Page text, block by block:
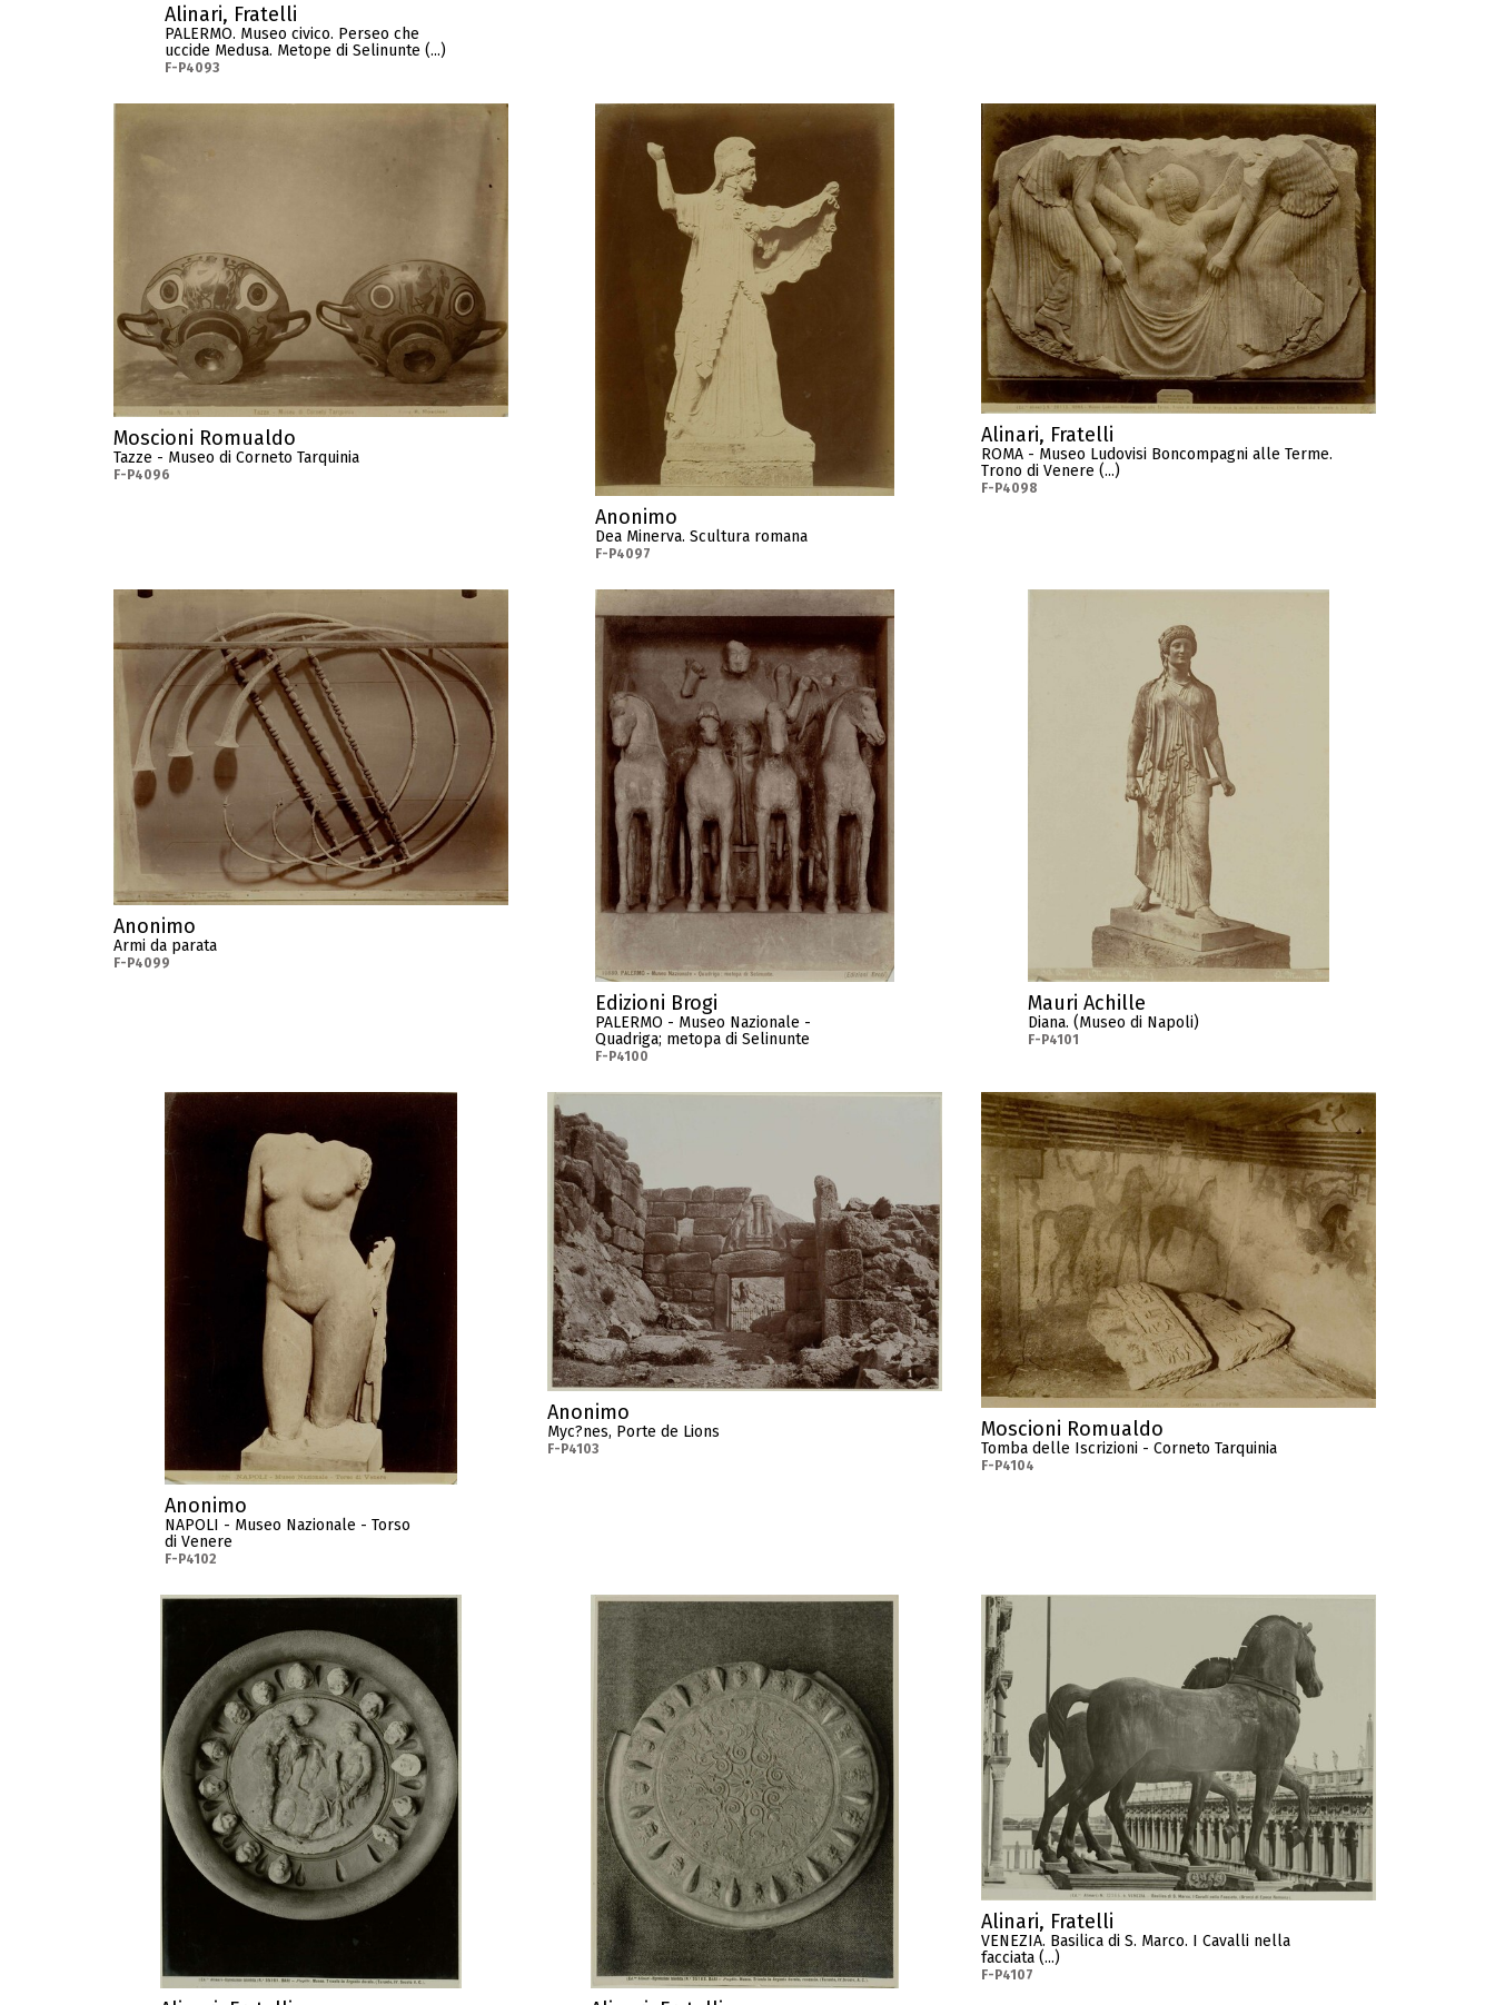
Alinari, Fratelli
PALERMO. Museo civico. Perseo che
uccide Medusa. Metope di Selinunte (...)
F-P4093
Moscioni Romualdo
Tazze - Museo di Corneto Tarquinia
F-P4096
Anonimo
Dea Minerva. Scultura romana
F-P4097
Alinari, Fratelli
ROMA - Museo Ludovisi Boncompagni alle Terme.
Trono di Venere (...)
F-P4098
Anonimo
Armi da parata
F-P4099
Edizioni Brogi
PALERMO - Museo Nazionale -
Quadriga; metopa di Selinunte
F-P4100
Mauri Achille
Diana. (Museo di Napoli)
F-P4101
Anonimo
NAPOLI - Museo Nazionale - Torso
di Venere
F-P4102
Anonimo
Myc?nes, Porte de Lions
F-P4103
Moscioni Romualdo
Tomba delle Iscrizioni - Corneto Tarquinia
F-P4104
Alinari, Fratelli
VENEZIA. Basilica di S. Marco. I Cavalli nella
facciata (...)
F-P4107